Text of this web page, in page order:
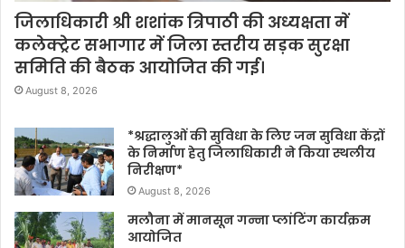
जिलाधिकारी श्री शशांक त्रिपाठी की अध्यक्षता में
कलेक्ट्रेट सभागार में जिला स्तरीय सड़क सुरक्षा
समिति की बैठक आयोजित की गई।
August 8, 2026
*श्रद्धालुओं की सुविधा के लिए जन सुविधा केंद्रों
के निर्माण हेतु जिलाधिकारी ने किया स्थलीय
निरीक्षण*
August 8, 2026
मलौना में मानसून गन्ना प्लांटिंग कार्यक्रम
आयोजित